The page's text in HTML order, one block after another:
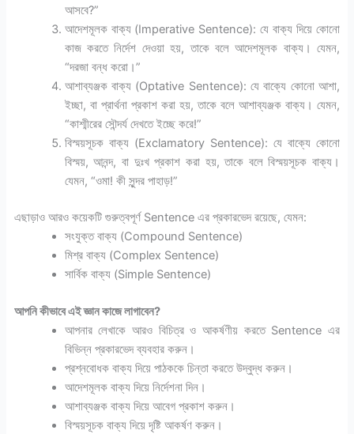
আসবে?”
আদেশমূলক বাক্য (Imperative Sentence): যে বাক্য দিয়ে কোনো
কাজ করতে নির্দেশ দেওয়া হয়, তাকে বলে আদেশমূলক বাক্য। যেমন,
“দরজা বন্ধ করো।”
আশাব্যঞ্জক বাক্য (Optative Sentence): যে বাক্যে কোনো আশা,
ইচ্ছা, বা প্রার্থনা প্রকাশ করা হয়, তাকে বলে আশাব্যঞ্জক বাক্য। যেমন,
“কাশ্মীরের সৌন্দর্য দেখতে ইচ্ছে করে!”
বিস্ময়সূচক বাক্য (Exclamatory Sentence): যে বাক্যে কোনো
বিস্ময়, আনন্দ, বা দুঃখ প্রকাশ করা হয়, তাকে বলে বিস্ময়সূচক বাক্য।
যেমন, “ওমা! কী সুন্দর পাহাড়!”
এছাড়াও আরও কয়েকটি গুরুত্বপূর্ণ Sentence এর প্রকারভেদ রয়েছে, যেমন:
সংযুক্ত বাক্য (Compound Sentence)
মিশ্র বাক্য (Complex Sentence)
সার্বিক বাক্য (Simple Sentence)
আপনি কীভাবে এই জ্ঞান কাজে লাগাবেন?
আপনার লেখাকে আরও বিচিত্র ও আকর্ষণীয় করতে Sentence এর
বিভিন্ন প্রকারভেদ ব্যবহার করুন।
প্রশ্নবোধক বাক্য দিয়ে পাঠককে চিন্তা করতে উদ্বুদ্ধ করুন।
আদেশমূলক বাক্য দিয়ে নির্দেশনা দিন।
আশাব্যঞ্জক বাক্য দিয়ে আবেগ প্রকাশ করুন।
বিস্ময়সূচক বাক্য দিয়ে দৃষ্টি আকর্ষণ করুন।